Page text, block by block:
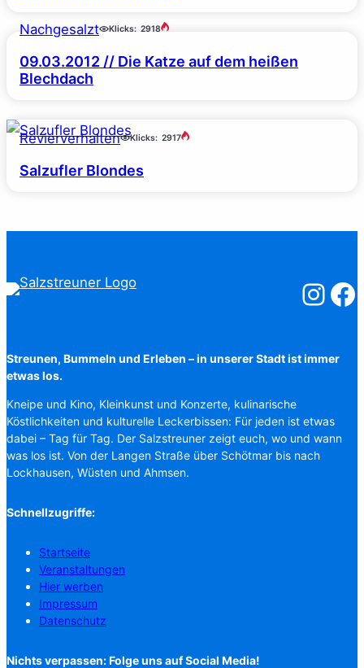
Nachgesalzt Klicks: 2918
09.03.2012 // Die Katze auf dem heißen
Blechdach
Revierverhalten Klicks: 2917
Salzufler Blondes
Streunen, Bummeln und Erleben – in unserer Stadt ist immer
etwas los.
Kneipe und Kino, Kleinkunst und Konzerte, kulinarische
Köstlichkeiten und kulturelle Leckerbissen: Für jeden ist etwas
dabei – Tag für Tag. Der Salzstreuner zeigt euch, wo und wann
was los ist. Von der Langen Straße über Schötmar bis nach
Lockhausen, Wüsten und Ahmsen.
Schnellzugriffe:
Startseite
Veranstaltungen
Hier werben
Impressum
Datenschutz
Nichts verpassen: Folge uns auf Social Media!